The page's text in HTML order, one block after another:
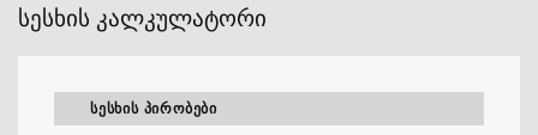
სესხის კალკულატორი
ᲡᲔᲡᲮᲘᲡ ᲞᲘᲠᲝᲑᲔᲑᲘ